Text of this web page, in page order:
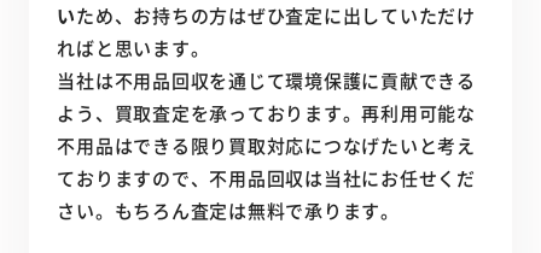
いため、お持ちの方はぜひ査定に出していただけ
ればと思います。
当社は不用品回収を通じて環境保護に貢献できる
よう、買取査定を承っております。再利用可能な
不用品はできる限り買取対応につなげたいと考え
ておりますので、不用品回収は当社にお任せくだ
さい。もちろん査定は無料で承ります。